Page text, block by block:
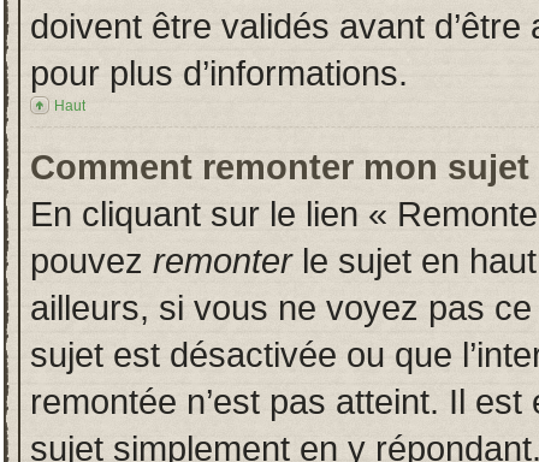
doivent être validés avant
pour plus d’informations.
Haut
Comment remonter mon sujet
En cliquant sur le lien «
pouvez remonterle sujet en
ailleurs, si vous ne voyez pas
sujet est désactivée ou que
remontée n’est pas atteint. Il
sujet simplement en y